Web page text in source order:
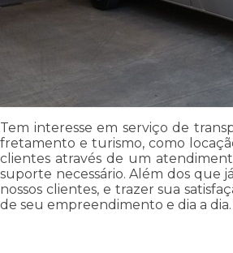
Tem interesse em serviço de
fretamento e turismo, como
clientes através de um
suporte necessário. Além dos que
nossos clientes, e trazer sua
de seu empreendimento e dia a dia.